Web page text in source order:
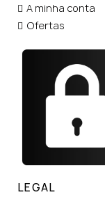
A minha conta
Ofertas
LEGAL